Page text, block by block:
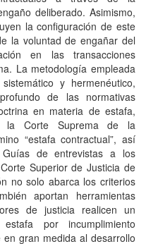
deliberado. Asimismo,
la configuración de este
la voluntad de engañar del
en las transacciones
La metodología empleada
y hermenéutico,
de las normativas
en materia de estafa,
la Corte Suprema de la
“estafa contractual”, así
de entrevistas a los
Superior de Justicia de
no solo abarca los criterios
aportan herramientas
de justicia realicen un
por incumplimiento
gran medida al desarrollo